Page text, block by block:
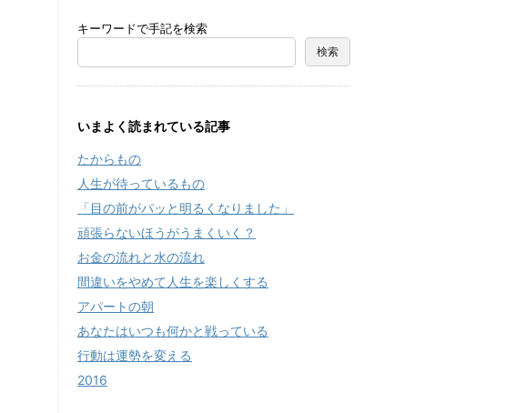
キーワードで手記を検索
いまよく読まれている記事
たからもの
人生が待っているもの
「目の前がパッと明るくなりました」
頑張らないほうがうまくいく？
お金の流れと水の流れ
間違いをやめて人生を楽しくする
アパートの朝
あなたはいつも何かと戦っている
行動は運勢を変える
2016